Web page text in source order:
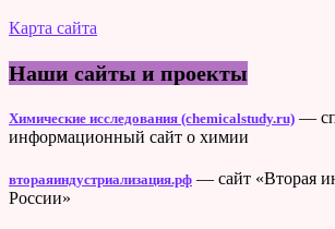
Карта сайта
Наши сайты и проекты
Химические исследования (chemicalstudy.ru) —
информационный сайт о химии
втораяиндустриализация.рф — сайт «Вторая
России»